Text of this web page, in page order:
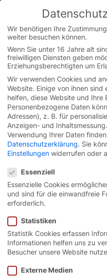
You are currently on
Switch to the English
Skip
content
EFA-SST®
Ein echter
Wir benötigen Ihre
weiter besuchen können.
Wenn Sie unter 16 Jahre alt
freiwilligen Diensten geben
Erziehungsberechtigten um
Wir verwenden Cookies und
Website. Einige von ihnen
helfen, diese Website und Ihre
Personenbezogene Daten
Adressen), z. B. für
Anzeigen- und Inhaltsmessung.
Verwendung Ihrer Daten
Datenschutzerklärung. Sie
Einstellungen widerrufen oder
Essenziell
Essenzielle Cookies
und sind für die einwandfreie
erforderlich.
Statistiken
Statistik Cookies erfassen
Informationen helfen uns zu
Besucher unsere Website
Externe Medien